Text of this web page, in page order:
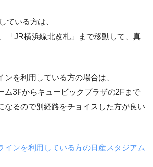
ている方は、
「JR横浜線北改札」まで移動して、真
ンを利用している方の場合は、
ム3Fからキュービックプラザの2Fまで
なるので別経路をチョイスした方が良い
インを利用している方の日産スタジアム